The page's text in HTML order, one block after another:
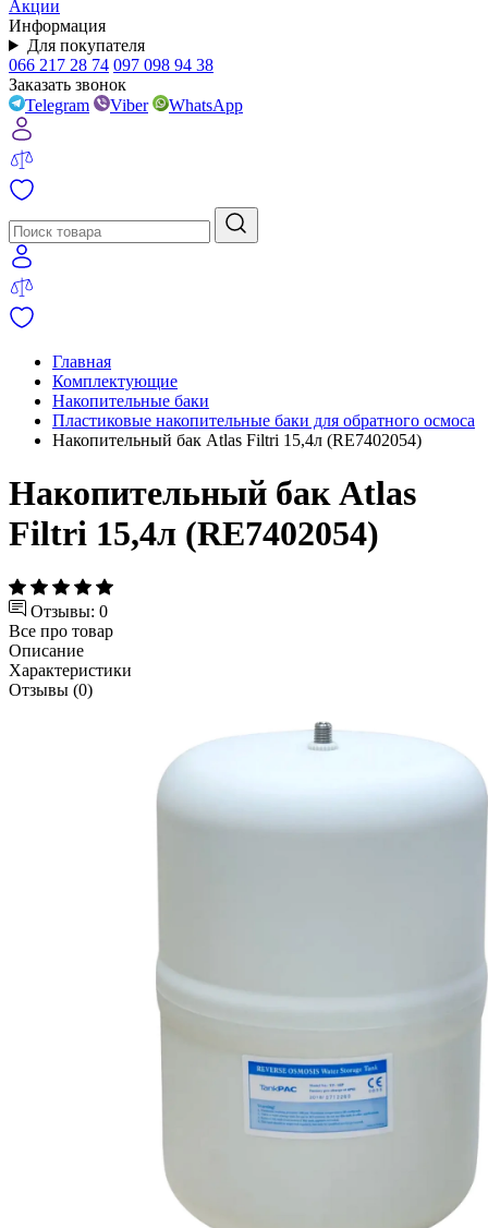
Акции
Информация
Для покупателя
066 217 28 74 097 098 94 38
Заказать звонок
Telegram
Viber WhatsApp
Главная
Комплектующие
Накопительные баки
Пластиковые накопительные баки для обратного осмоса
Накопительный бак Atlas Filtri 15,4л (RE7402054)
Накопительный бак Atlas
Filtri 15,4л (RE7402054)
Отзывы: 0
Все про товар
Описание
Характеристики
Отзывы (0)